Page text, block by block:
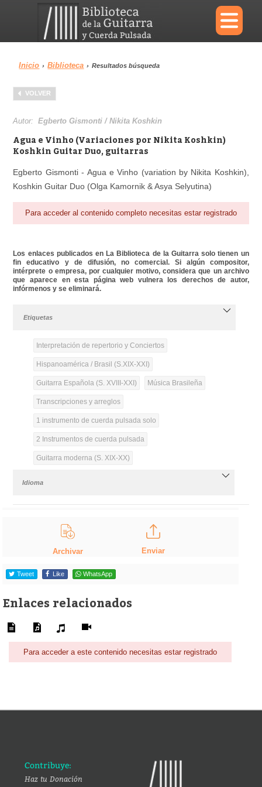
×
Menu
Biblioteca
Área personal Reproductor
Inicio › Biblioteca › Resultados búsqueda
VOLVER
Autor:Egberto Gismonti / Nikita Koshkin
Agua e Vinho (Variaciones por Nikita Koshkin)
Koshkin Guitar Duo, guitarras
Egberto Gismonti - Agua e Vinho (variation by Nikita Koshkin),
Koshkin Guitar Duo (Olga Kamornik & Asya Selyutina)
Para acceder al contenido completo necesitas estar registrado
Los enlaces publicados en La Biblioteca de la Guitarra solo tienen un
fin educativo y de difusión, no comercial. Si algún compositor,
intérprete o empresa, por cualquier motivo, considera que un archivo
que aparece en esta página web vulnera los derechos de autor,
infórmenos y se eliminará.
Etiquetas
Interpretación de repertorio y Conciertos
Hispanoamérica / Brasil (S.XIX-XXI)
Guitarra Española (S. XVIII-XXI) Música Brasileña
Transcripciones y arreglos
1 instrumento de cuerda pulsada solo
2 Instrumentos de cuerda pulsada
Guitarra moderna (S. XIX-XX)
Idioma
Archivar Enviar
Tweet Like WhatsApp
Enlaces relacionados
Para acceder a este contenido necesitas estar registrado
Contribuye:
Haz tu Donación